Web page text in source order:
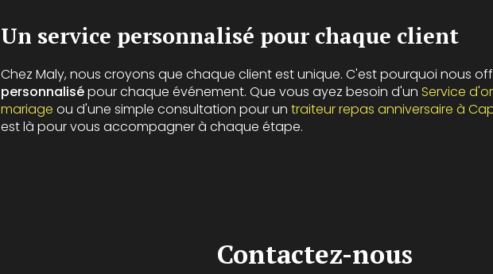
Un service personnalisé pour chaque client
Chez Maly, nous croyons que chaque client est unique. C'est pourquoi nous
personnalisépour chaque événement. Que vous ayez besoin d'un Service
mariage ou d'une simple consultation pour un traiteur repas anniversaire à
est là pour vous accompagner à chaque étape.
Contactez-nous